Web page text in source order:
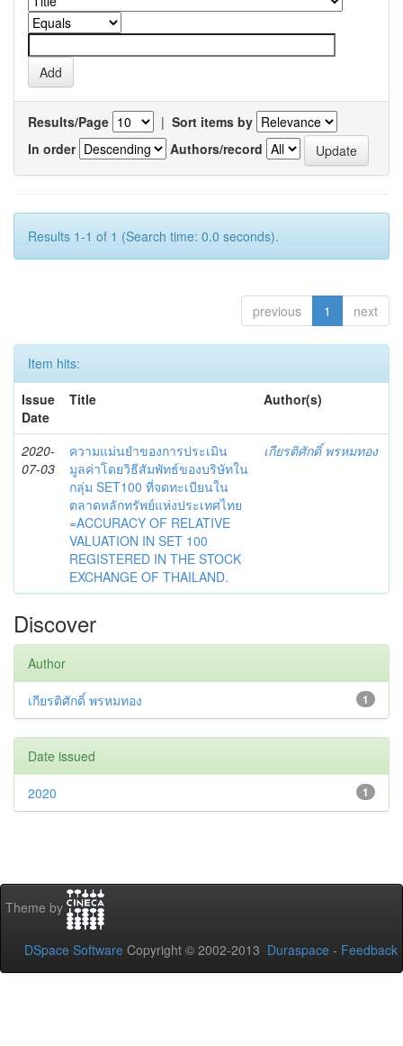
Results/Page | Sort items by
In order
Authors/record
Results 1-1 of 1 (Search time: 0.0 seconds).
previous 1 next
Item hits:
Issue
Date
Title Author(s)
2020-
07-03
ความแม่นยำของการประเมิน
มูลค่าโดยวิธีสัมพัทธ์ของบริษัทใน
กลุ่ม SET100 ที่จดทะเบียนใน
ตลาดหลักทรัพย์แห่งประเทศไทย
=ACCURACY OF RELATIVE
VALUATION IN SET 100
REGISTERED IN THE STOCK
EXCHANGE OF THAILAND.
เกียรติศักดิ์ พรหมทอง
Discover
Author
1
เกียรติศักดิ์ พรหมทอง
Date issued
1
2020
Theme by
DSpace Software Copyright © 2002-2013 Duraspace - Feedback